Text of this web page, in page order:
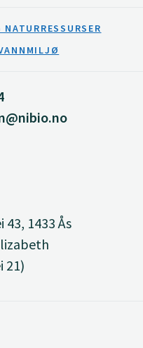
43, 1433 Ås
21)